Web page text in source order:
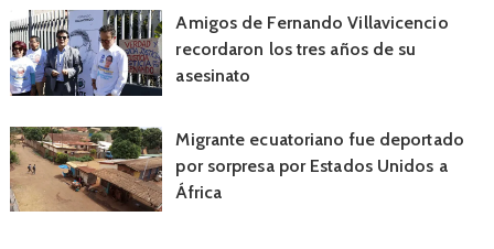
Amigos de Fernando Villavicencio
recordaron los tres años de su
asesinato
Migrante ecuatoriano fue deportado
por sorpresa por Estados Unidos a
África